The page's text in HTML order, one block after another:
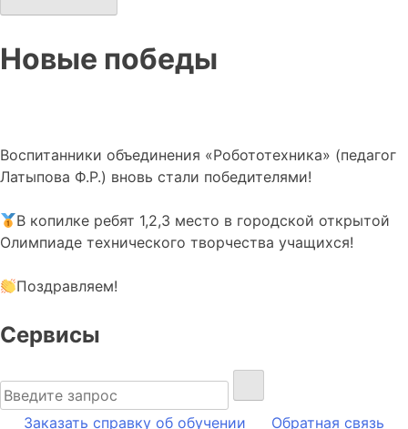
Новые победы
Воспитанники объединения «Робототехника» (педагог
Латыпова Ф.Р.) вновь стали победителями!
В копилке ребят 1,2,3 место в городской открытой
Олимпиаде технического творчества учащихся!
Поздравляем!
Сервисы
Найти:
Заказать справку об обучении Обратная связь